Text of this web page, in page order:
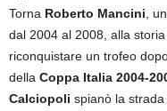
Torna Roberto Mancini ,
dal 2004 al 2008, alla
riconquistare un trofeo
della Coppa Italia 2004-
Calciopoli spianò la